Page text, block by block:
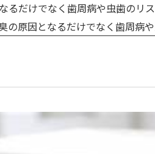
るだけでなく歯周病や虫歯のリ
の原因となるだけでなく歯周病